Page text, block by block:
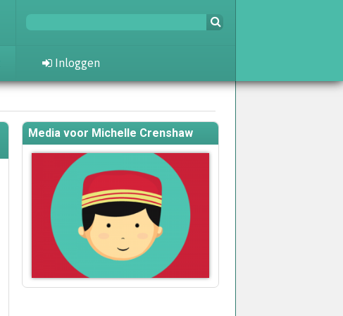
Inloggen
Media voor Michelle Crenshaw